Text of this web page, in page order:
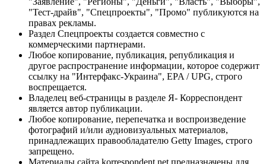
"Тест-драйв", "Спецпроекты", "Промо" публикуются на
правах рекламы.
Раздел Спецпроекты создается совместно с
коммерческими партнерами.
Любое копирование, публикация, републикация и
другое распространение информации, которое содержит
ссылку на "Интерфакс-Украина", EPA / UPG, строго
воспрещается.
Владелец веб-страницы в разделе Я- Корреспондент
является автор публикации.
Любое копирование, перепечатка и воспроизведение
фотографий и/или аудиовизуальных материалов,
принадлежащих правообладателю Getty Images, строго
запрещено.